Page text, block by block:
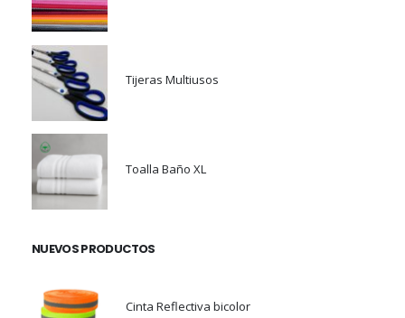
Tijeras Multiusos
Toalla Baño XL
NUEVOS PRODUCTOS
Cinta Reflectiva bicolor